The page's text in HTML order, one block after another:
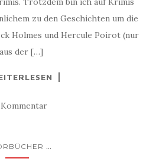
zu den Geschichten um die
Holmes und Hercule Poirot (nur
der […]
Kommentar
...